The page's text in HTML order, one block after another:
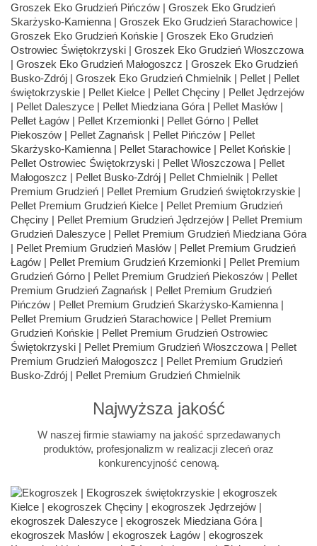
Najwyższa jakość
W naszej firmie stawiamy na jakość sprzedawanych
produktów, profesjonalizm w realizacji zleceń oraz
konkurencyjność cenową.